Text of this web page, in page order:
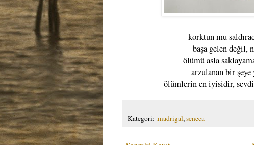
korktun mu
başa gelen değil,
ölümü asla
arzulanan bir
ölümlerin en iyisidir,
Kategori: .madrigal,seneca